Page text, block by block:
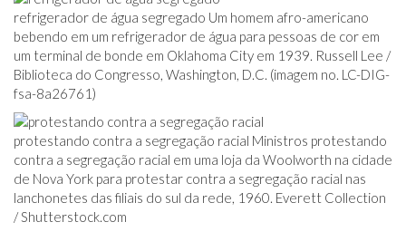
refrigerador de água segregado Um homem afro-americano
bebendo em um refrigerador de água para pessoas de cor em
um terminal de bonde em Oklahoma City em 1939. Russell Lee /
Biblioteca do Congresso, Washington, D.C. (imagem no. LC-DIG-
fsa-8a26761)
protestando contra a segregação racial Ministros protestando
contra a segregação racial em uma loja da Woolworth na cidade
de Nova York para protestar contra a segregação racial nas
lanchonetes das filiais do sul da rede, 1960. Everett Collection
/ Shutterstock.com